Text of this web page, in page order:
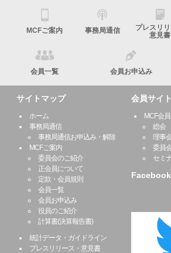
MCFご案内 事務局通信
プレスリ
意見書
会員一覧 会員お申込み
サイトマップ
ホーム
事務局通信
事務局通信お申込み・解除
MCFご案内
委員会のご紹介
正会員について
定款・会員規則
会員一覧
会員お申込み
役員のご紹介
計算書(決算報告書)
統計データ・ガイドライン
プレスリリース・意見書
会員サイ
MCF会
総会
理事
委員
セミ